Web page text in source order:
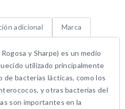
adicional Marca
y Sharpe) es un medio
utilizado principalmente
de bacterias lácticas, como los
y otras bacterias del
son importantes en la